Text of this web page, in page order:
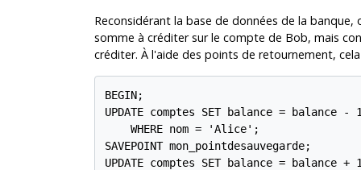
Reconsidérant la base de données de la
somme à créditer sur le compte de Bob, mais
créditer. À l'aide des points de retournement,
BEGIN;
UPDATE comptes SET balance = balance -
    WHERE nom = 'Alice';
SAVEPOINT mon_pointdesauvegarde;
UPDATE comptes SET balance = balance +